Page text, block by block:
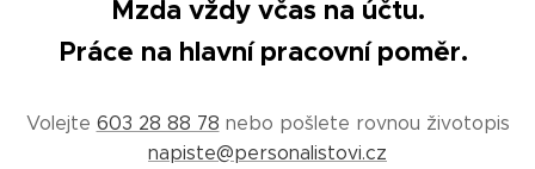
Mzda vždy včas na účtu.
Práce na hlavní pracovní poměr.
Volejte 603 28 88 78 nebo pošlete rovnou životopis
napiste@personalistovi.cz